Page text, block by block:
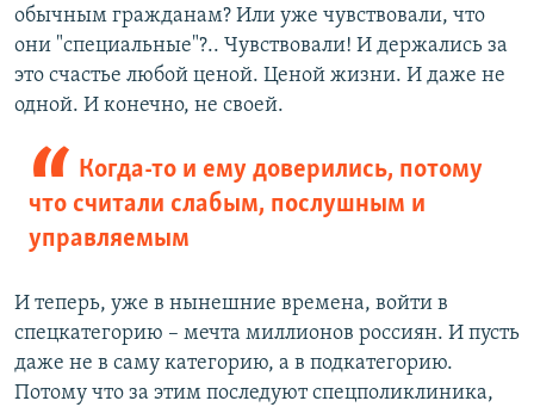
обычным гражданам? Или уже чувствовали, что
они "специальные"?.. Чувствовали! И держались за
это счастье любой ценой. Ценой жизни. И даже не
одной. И конечно, не своей.
Когда-то и ему доверились, потому
что считали слабым, послушным и
управляемым
И теперь, уже в нынешние времена, войти в
спецкатегорию – мечта миллионов россиян. И пусть
даже не в саму категорию, а в подкатегорию.
Потому что за этим последуют спецполиклиника,